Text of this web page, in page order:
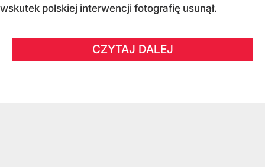
wskutek polskiej interwencji fotografię usunął.
CZYTAJ DALEJ